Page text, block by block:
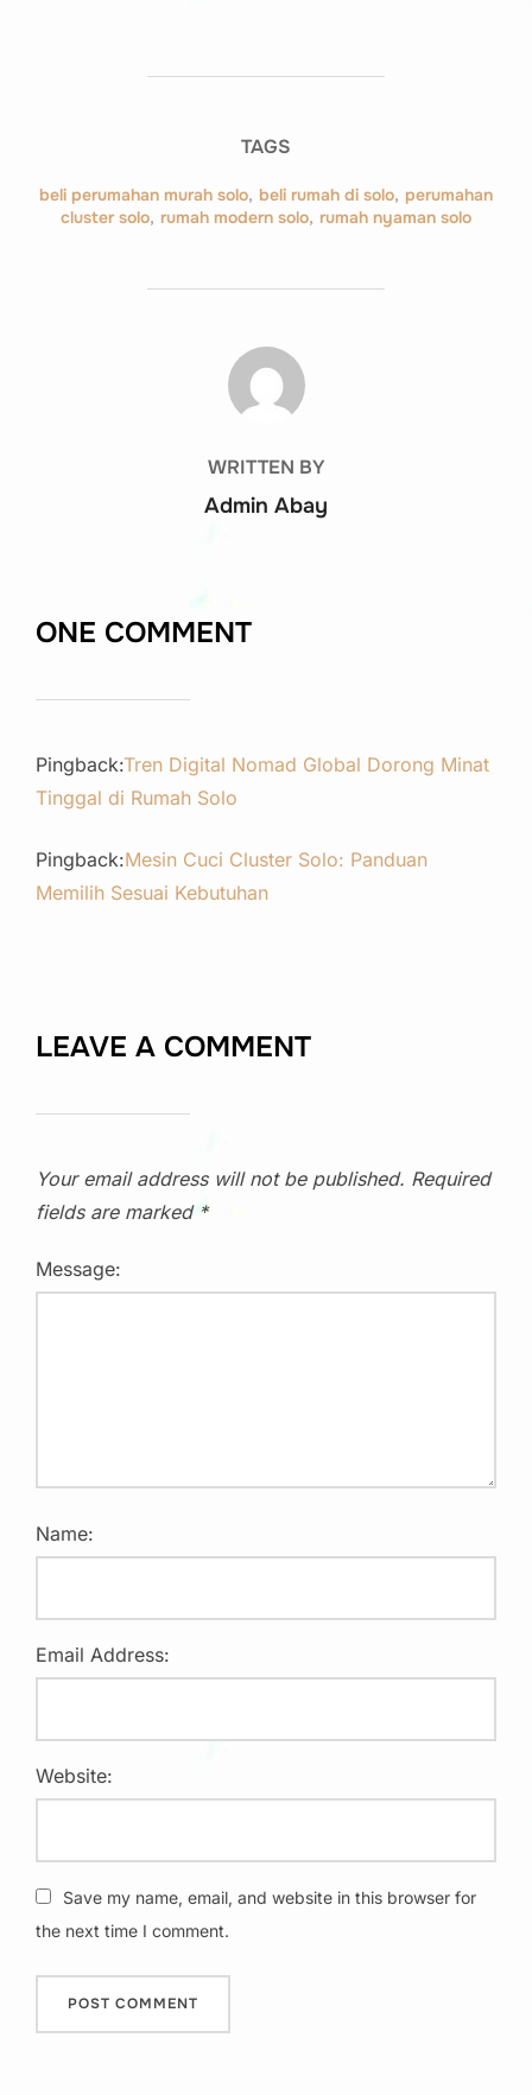
TAGS
beli perumahan murah solo, beli rumah di solo, perumahan
cluster solo, rumah modern solo, rumah nyaman solo
POST AUTHOR
WRITTEN BY
Admin Abay
ONE COMMENT
Pingback:Tren Digital Nomad Global Dorong Minat
Tinggal di Rumah Solo
Pingback:Mesin Cuci Cluster Solo: Panduan
Memilih Sesuai Kebutuhan
LEAVE A COMMENT
Your email address will not be published. Required
fields are marked *
Message:
Name:
Email Address:
Website:
Save my name, email, and website in this browser for
the next time I comment.